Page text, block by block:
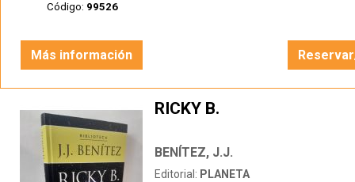
Código: 99526
Más información
RICKY B.
BENÍTEZ, J.J.
Editorial: PLANETA